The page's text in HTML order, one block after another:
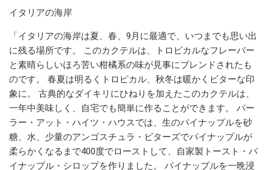
イタリアの海岸
「イタリアの海岸は夏、春、9月に最適で、いつまでも思い出
に残る場所です。 このカクテルは、トロピカルなフレーバー
と素晴らしいほろ苦い柑橘系の味が見事にブレンドされたも
のです。 春夏は明るくトロピカル、秋冬は暖かくビターな印
象に。 古典的なダイキリにひねりを加えたこのカクテルは、
一年中美味しく、自宅でも簡単に作ることができます。 パー
ラー・アット・ハイツ・ハウスでは、生のパイナップルを砂
糖、水、少量のアンゴスチュラ・ビターズでパイナップルが
柔らかくなるまで400度でローストして、自家製トースト・パ
イナップル・シロップを作りました。 パイナップルを一晩浸